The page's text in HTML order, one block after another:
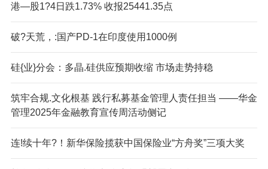
港—股1?4日跌1.73% 收报25441.35点
破?天荒，:国产PD-1在印度使用1000例
硅{业}分会：多晶.硅供应预期收缩 市场走势持稳
筑牢合规.文化根基 践行私募基金管理人责任担当 ——华金
管理2025年金融教育宣传周活动侧记
连!续十年?！新华保险揽获中国保险业“方舟奖”三项大奖